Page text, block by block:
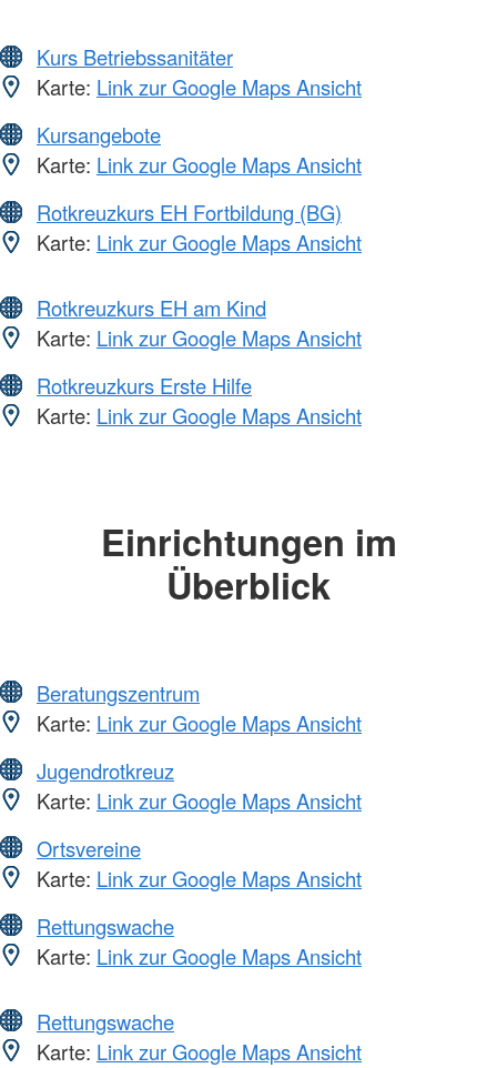
Kurs Betriebssanitäter
Karte: Link zur Google Maps Ansicht
Kursangebote
Karte: Link zur Google Maps Ansicht
Rotkreuzkurs EH Fortbildung (BG)
Karte: Link zur Google Maps Ansicht
Rotkreuzkurs EH am Kind
Karte: Link zur Google Maps Ansicht
Rotkreuzkurs Erste Hilfe
Karte: Link zur Google Maps Ansicht
Einrichtungen im
Überblick
Beratungszentrum
Karte: Link zur Google Maps Ansicht
Jugendrotkreuz
Karte: Link zur Google Maps Ansicht
Ortsvereine
Karte: Link zur Google Maps Ansicht
Rettungswache
Karte: Link zur Google Maps Ansicht
Rettungswache
Karte: Link zur Google Maps Ansicht